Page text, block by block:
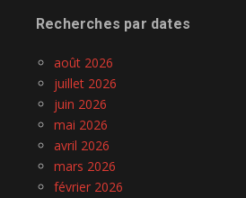
Recherches par dates
août 2026
juillet 2026
juin 2026
mai 2026
avril 2026
mars 2026
février 2026